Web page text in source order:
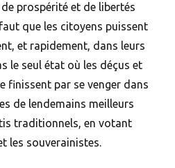
prospérité et de libertés
que les citoyens puissent
et rapidement, dans leurs
le seul état où les déçus et
finissent par se venger dans
de lendemains meilleurs
traditionnels, en votant
les souverainistes.